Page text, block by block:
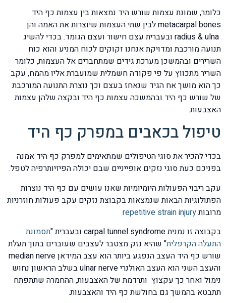
כלומר, שמונת עצמות שורש היד נמצאות בין עצמות כף היד
metacarpal bones לבין שתי העצמות שיוצרות את האמה והן
radius & ulna ובעברית עצם חישור ועצם הגומד. בכדי להשיג
תנועה מורכבת ומדויקת אנחנו זקוקים לכוח המניע והוא כוח
השרירים ובהמשכן מערכת גידים שמתחברים אל העצמות, כלומר
השריר מתכווץ על פי פקודה חשמלית שמועברת אליו מהמח, עקב
כך הוא מושך אח הגיד שנאחז בעצם וכך נוצרת התנועה המורכבת
של שורש כף היד ובהמשכה עצמות כף היד ובקצה שלהן עצמות
האצבעות.
טיפול בכאבים במפרק כף היד
בכדי להכיר את סוגי הטיפולים שמתאימים למפרק כף היד אמנה
בפניכם כעת סוגי נזקים אופייניים שבם יכולה הפיזיותרפיה לטפל.
עקב ריבוי הפעולות היומיומיות שאנו עושים עם כף היד נוצרות
הפתולוגיות הבאות שנמצאות בקבוצת נזקים עקב פעולות חוזרניות
מרובותrepetitive strain injury
בקבוצה זו נמנית carpal tunnel syndrome ובעברית "
תסמונת
התעלה הקרפלית" שהיא נזק מצטבר לעצבים שעוברים בתוך תעלת
שורש כף היד העצב הנפגע ביותר הוא עצב המידאן median nerve
והעצב השני הוא העצב האולנרי ulnar nerve בשלב הראשון נחוש
נימול ואחר כך עקצוץ ותרדמת של האצבעות, ההחמרה שתתפתח
תתבטא בהמשך גם בחולשת כף היד והאצבעות.